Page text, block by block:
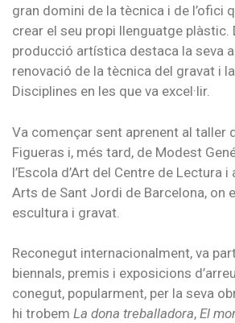
gran domini de la tècnica i de l’ofici
crear el seu propi llenguatge plàstic.
producció artística destaca la seva
renovació de la tècnica del gravat i
Disciplines en les que va excel·lir.
Va començar sent aprenent al taller
Figueras i, més tard, de Modest
l’Escola d’Art del Centre de Lectura i
Arts de Sant Jordi de Barcelona, on
escultura i gravat.
Reconegut internacionalment, va
biennals, premis i exposicions
conegut, popularment, per la seva
hi trobem La dona treballadora, El